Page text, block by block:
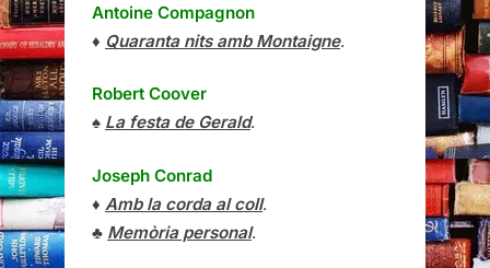
Antoine Compagnon
♦ Quaranta nits amb Montaigne.
Robert Coover
♠ La festa de Gerald.
Joseph Conrad
♦ Amb la corda al coll.
♣ Memòria personal.